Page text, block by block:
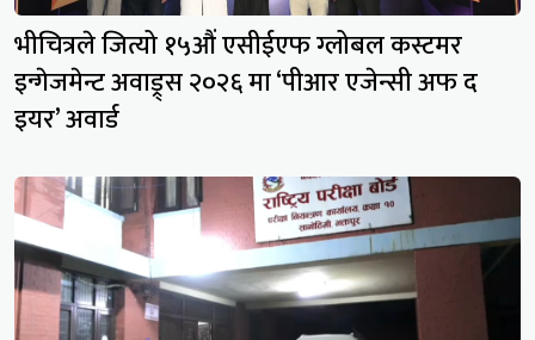
भीचित्रले जित्यो १५औं एसीईएफ ग्लोबल कस्टमर
इन्गेजमेन्ट अवाड्र्स २०२६ मा ‘पीआर एजेन्सी अफ द
इयर’ अवार्ड